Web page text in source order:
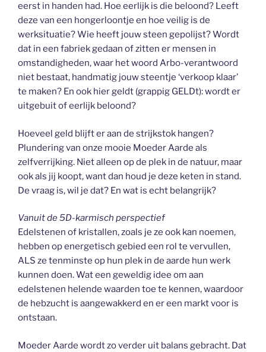
eerst in handen had. Hoe eerlijk is die beloond? Leeft
deze van een hongerloontje en hoe veilig is de
werksituatie? Wie heeft jouw steen gepolijst? Wordt
dat in een fabriek gedaan of zitten er mensen in
omstandigheden, waar het woord Arbo-verantwoord
niet bestaat, handmatig jouw steentje ‘verkoop klaar’
te maken? En ook hier geldt (grappig GELDt): wordt er
uitgebuit of eerlijk beloond?
Hoeveel geld blijft er aan de strijkstok hangen?
Plundering van onze mooie Moeder Aarde als
zelfverrijking. Niet alleen op de plek in de natuur, maar
ook als jij koopt, want dan houd je deze keten in stand.
De vraag is, wil je dat? En wat is echt belangrijk?
Vanuit de 5D-karmisch perspectief
Edelstenen of kristallen, zoals je ze ook kan noemen,
hebben op energetisch gebied een rol te vervullen,
ALS ze tenminste op hun plek in de aarde hun werk
kunnen doen. Wat een geweldig idee om aan
edelstenen helende waarden toe te kennen, waardoor
de hebzucht is aangewakkerd en er een markt voor is
ontstaan.
Moeder Aarde wordt zo verder uit balans gebracht. Dat